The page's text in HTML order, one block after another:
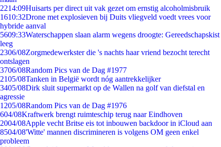
2214:09Huisarts per direct uit vak gezet om ernstig alcoholmisbruik
1610:32Drone met explosieven bij Duits vliegveld voedt vrees voor
hybride aanval
5609:33Waterschappen slaan alarm wegens droogte: Gereedschapskist
leeg
2306/08Zorgmedewerkster die 's nachts haar vriend bezocht terecht
ontslagen
3706/08Random Pics van de Dag #1977
2105/08Tanken in België wordt nóg aantrekkelijker
3405/08Dirk sluit supermarkt op de Wallen na golf van diefstal en
agressie
1205/08Random Pics van de Dag #1976
604/08Kraftwerk brengt ruimteschip terug naar Eindhoven
2004/08Apple vecht Britse eis tot inbouwen backdoor in iCloud aan
8504/08'Witte' mannen discrimineren is volgens OM geen enkel
probleem